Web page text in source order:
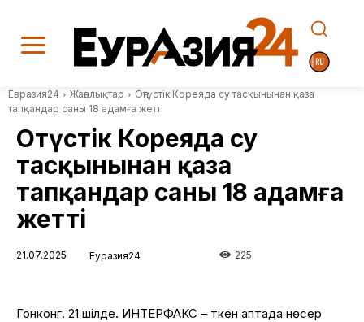
Евразия24 Жаңалықтар
Оңтүстік Кореяда су тасқынынан қаза
тапқандар саны 18 адамға жетті
Оңтүстік Кореяда су
тасқынынан қаза
тапқандар саны 18 адамға
жетті
21.07.2025 Еуразия24 225
Гонконг. 21 шілде. ИНТЕРФАКС – Өткен аптада нөсер